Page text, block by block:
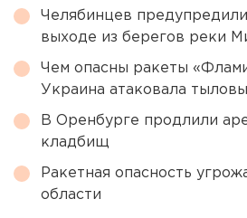
Челябинцев
выходе из берегов реки
Чем опасны ракеты
Украина атаковала
В Оренбурге продлили
кладбищ
Ракетная опасность
области